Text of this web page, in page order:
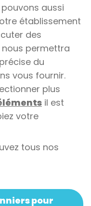
aussi
établissement
des
permettra
du
vous fournir.
plus
il est
votre
tous nos
pour